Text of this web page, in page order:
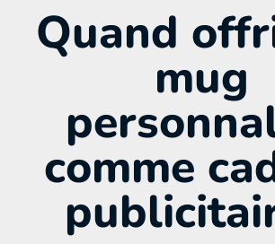
Quand
mug
comme